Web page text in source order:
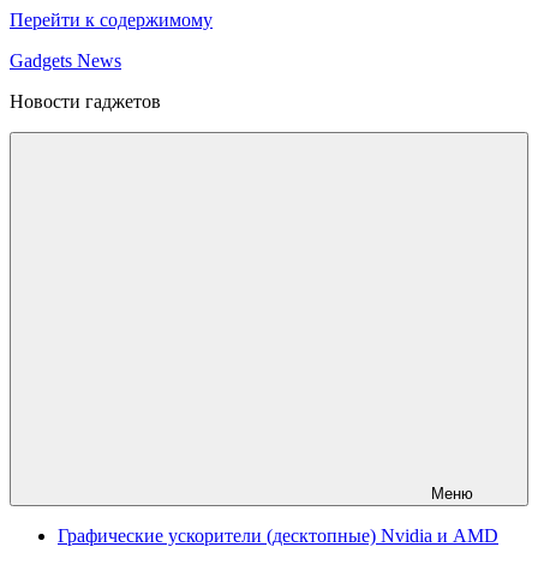
Перейти к содержимому
Gadgets News
Новости гаджетов
Меню
Графические ускорители (десктопные) Nvidia и AMD